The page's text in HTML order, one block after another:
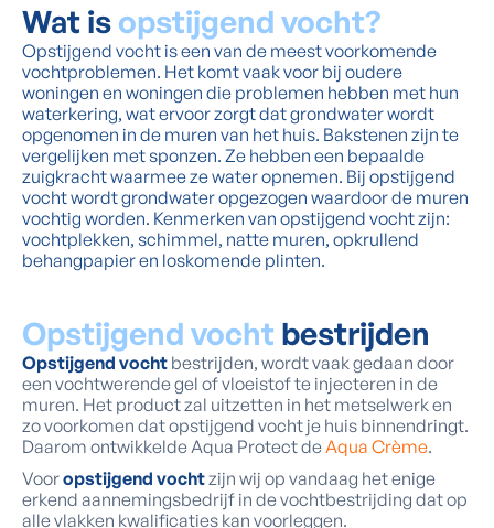
Wat is opstijgend vocht?
Opstijgend vocht is een van de meest voorkomende
vochtproblemen. Het komt vaak voor bij oudere
woningen en woningen die problemen hebben met hun
waterkering, wat ervoor zorgt dat grondwater wordt
opgenomen in de muren van het huis. Bakstenen zijn te
vergelijken met sponzen. Ze hebben een bepaalde
zuigkracht waarmee ze water opnemen. Bij opstijgend
vocht wordt grondwater opgezogen waardoor de muren
vochtig worden. Kenmerken van opstijgend vocht zijn:
vochtplekken, schimmel, natte muren, opkrullend
behangpapier en loskomende plinten.
Opstijgend vocht bestrijden
Opstijgend vocht bestrijden, wordt vaak gedaan door
een vochtwerende gel of vloeistof te injecteren in de
muren. Het product zal uitzetten in het metselwerk en
zo voorkomen dat opstijgend vocht je huis binnendringt.
Daarom ontwikkelde Aqua Protect de Aqua Crème.
Vooropstijgend vochtzijn wij op vandaag het enige
erkend aannemingsbedrijf in de vochtbestrijding dat op
alle vlakken kwalificaties kan voorleggen.